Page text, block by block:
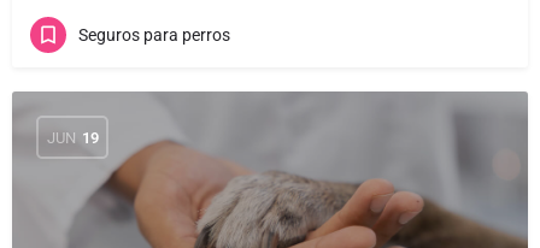
Seguros para perros
JUN 19